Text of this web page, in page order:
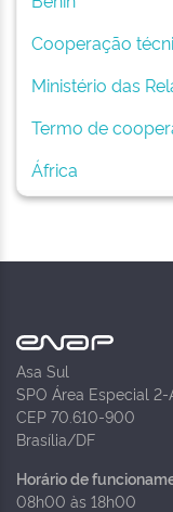
Cooperação
Ministério das
Termo de
África
Asa Sul
SPO Área Especial 2-
CEP 70.610-900
Brasília/DF
Horário de
08h00 às 18h00